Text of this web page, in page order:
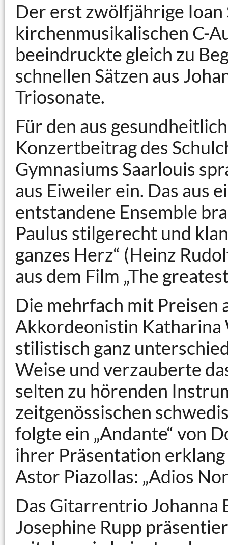
Der erst zwölfjährige
kirchenmusikalischen C-
beeindruckte gleich zu
schnellen Sätzen aus
Triosonate.
Für den aus
Konzertbeitrag des
Gymnasiums Saarlouis
aus Eiweiler ein. Das aus
entstandene Ensemble
Paulus stilgerecht und
ganzes Herz“ (Heinz
aus dem Film „The
Die mehrfach mit Preisen
Akkordeonistin
stilistisch ganz
Weise und verzauberte
selten zu hörenden
zeitgenössischen
folgte ein „Andante“ von
ihrer Präsentation
Astor Piazollas: „Adios
Das Gitarrentrio Johanna
Josephine Rupp